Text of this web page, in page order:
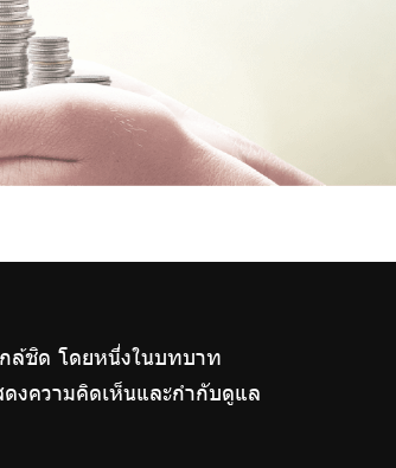
ล้ชิด โดยหนึ่งในบทบาท
งความคิดเห็นและกำกับดูแล